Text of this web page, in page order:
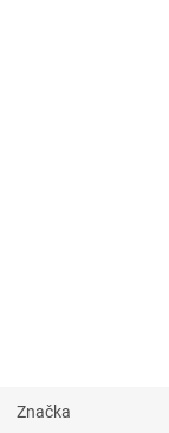
Značka